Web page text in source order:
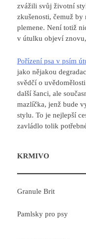
zvážili svůj životní
zkušenosti, čemuž
plemene. Není totiž
v útulku objeví
Pořízení psa v psím
jako nějakou
svědčí o
další šanci, ale
mazlíčka, jenž bude
stylu. To je nejlepší
zavládlo tolik
KRMIVO
Granule Brit
Pamlsky pro psy